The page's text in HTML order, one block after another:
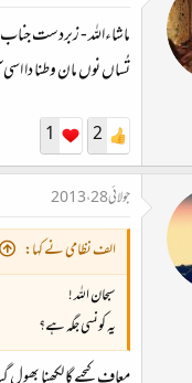
ماشاءاللہ - زبردست جناب
تُساں نوں مان وطنا دا
2
1
جولائی 28، 2013
الف نظامی نے کہا:
سبحان اللہ !
یہ کونسی جگہ ہے؟